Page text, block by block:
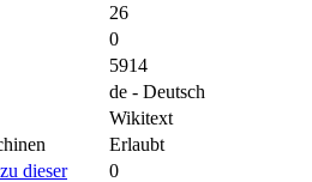
26
0
5914
de - Deutsch
Wikitext
Erlaubt
dieser
0